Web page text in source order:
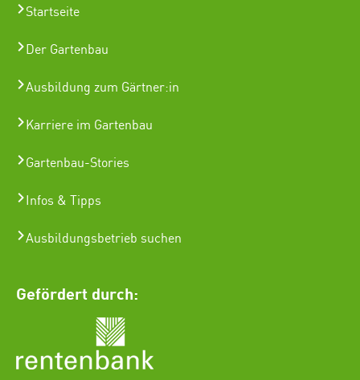
Startseite
Der Gartenbau
Ausbildung zum Gärtner:in
Karriere im Gartenbau
Gartenbau-Stories
Infos & Tipps
Ausbildungsbetrieb suchen
Gefördert durch: